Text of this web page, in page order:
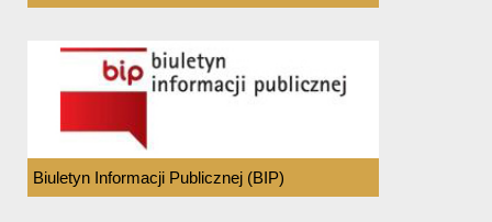
Biuletyn Informacji Publicznej (BIP)